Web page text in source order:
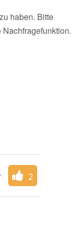
haben. Bitte
2